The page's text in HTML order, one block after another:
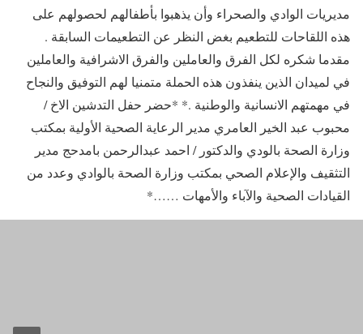
مديريات الوادي والصحراء وأن يذهبوا بأطفالهم لحصولهم على
هذه اللقاحات للتطعيم بغض النظر عن التطعيمات السابقة .
مقدما شكره لكل الفرق والعاملين والفرق الاشرافية والعاملين
في لميدان الذين ينفذون هذه الحملة متمنيا لهم التوفيق والنجاح
في مهمتهم الانسانية والوطنية .* *حضر حفل التدشين الاخ /
محبوب عبد الخير العامري مدير الرعاية الصحية الأولية بمكتب
وزارة الصحة بالودي والدكتور / احمد عبدالرحمن بامدحج مدير
التثقيف والإعلام الصحي بمكتب وزارة الصحة بالوادي وعدد من
القيادات الصحية والآباء والأمهات ……*